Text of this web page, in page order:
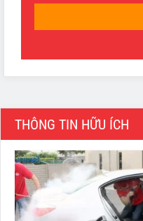
THÔNG TIN HỮU ÍCH